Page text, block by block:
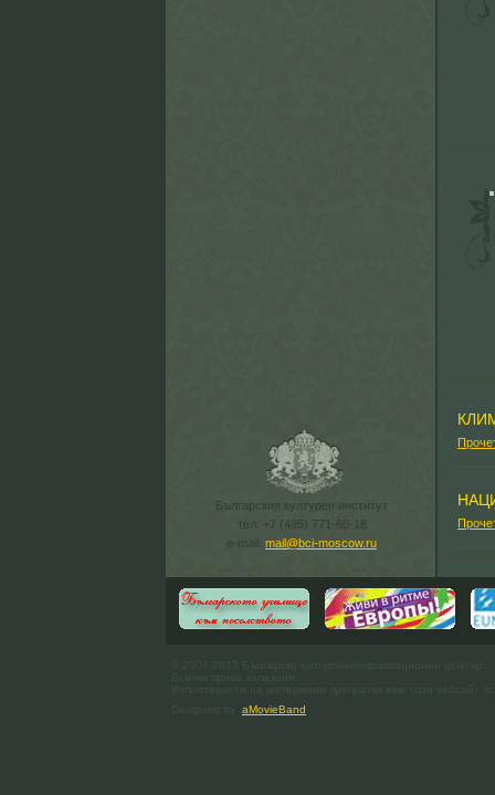
Българския културен институт
тел. +7 (495) 771-60-18
e-mail: mail@bci-moscow.ru
aMovieBand